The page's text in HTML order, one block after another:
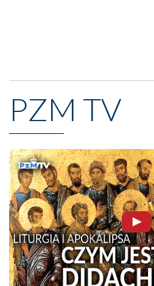
PZM TV